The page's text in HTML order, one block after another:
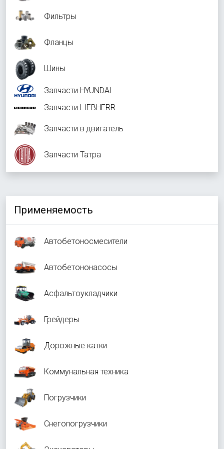
Фильтры
Фланцы
Шины
Запчасти HYUNDAI
Запчасти LIEBHERR
Запчасти в двигатель
Запчасти Татра
Применяемость
Автобетоносмесители
Автобетононасосы
Асфальтоукладчики
Грейдеры
Дорожные катки
Коммунальная техника
Погрузчики
Снегопогрузчики